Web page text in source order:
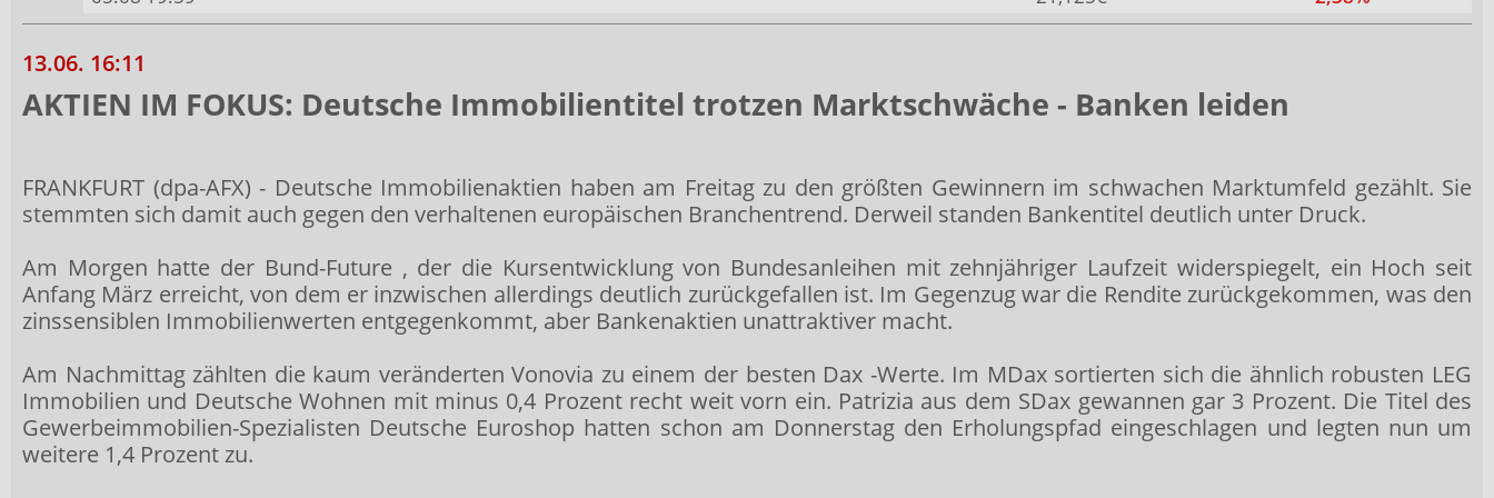
13.06. 16:11
AKTIEN IM FOKUS: Deutsche Immobilientitel trotzen Marktschwäche - Banken leiden
FRANKFURT (dpa-AFX) - Deutsche Immobilienaktien haben am Freitag zu den größten Gewinnern im schwachen Marktumfeld gezählt. Sie
stemmten sich damit auch gegen den verhaltenen europäischen Branchentrend. Derweil standen Bankentitel deutlich unter Druck.
Am Morgen hatte der Bund-Future , der die Kursentwicklung von Bundesanleihen mit zehnjähriger Laufzeit widerspiegelt, ein Hoch seit
Anfang März erreicht, von dem er inzwischen allerdings deutlich zurückgefallen ist. Im Gegenzug war die Rendite zurückgekommen, was den
zinssensiblen Immobilienwerten entgegenkommt, aber Bankenaktien unattraktiver macht.
Am Nachmittag zählten die kaum veränderten Vonovia zu einem der besten Dax -Werte. Im MDax sortierten sich die ähnlich robusten LEG
Immobilien und Deutsche Wohnen mit minus 0,4 Prozent recht weit vorn ein. Patrizia aus dem SDax gewannen gar 3 Prozent. Die Titel des
Gewerbeimmobilien-Spezialisten Deutsche Euroshop hatten schon am Donnerstag den Erholungspfad eingeschlagen und legten nun um
weitere 1,4 Prozent zu.